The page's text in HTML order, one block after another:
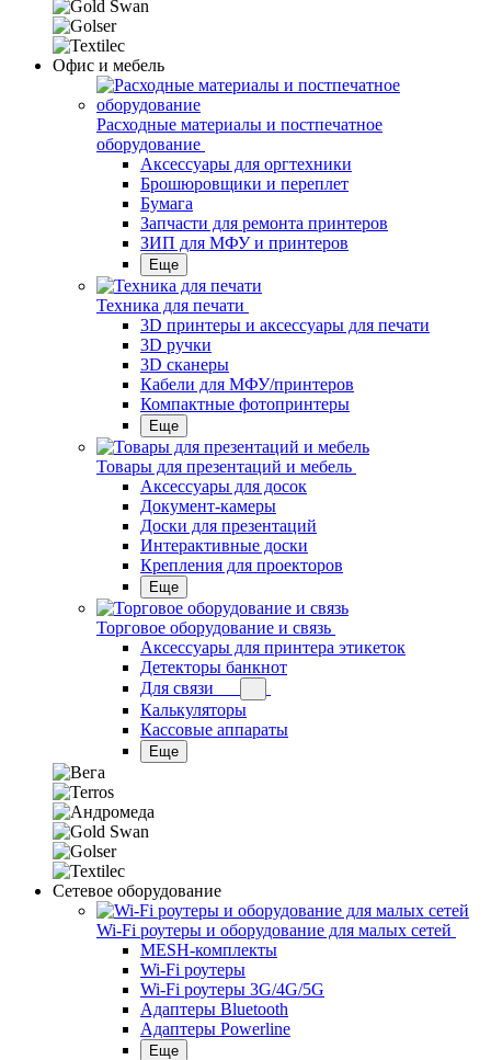
Офис и мебель
Расходные материалы и постпечатное
оборудование
Аксессуары для оргтехники
Брошюровщики и переплет
Бумага
Запчасти для ремонта принтеров
ЗИП для МФУ и принтеров
Еще
Техника для печати
3D принтеры и аксессуары для печати
3D ручки
3D сканеры
Кабели для МФУ/принтеров
Компактные фотопринтеры
Еще
Товары для презентаций и мебель
Аксессуары для досок
Документ-камеры
Доски для презентаций
Интерактивные доски
Крепления для проекторов
Еще
Торговое оборудование и связь
Аксессуары для принтера этикеток
Детекторы банкнот
Для связи
Калькуляторы
Кассовые аппараты
Еще
Сетевое оборудование
Wi-Fi роутеры и оборудование для малых сетей
MESH-комплекты
Wi-Fi роутеры
Wi-Fi роутеры 3G/4G/5G
Адаптеры Bluetooth
Адаптеры Powerline
Еще